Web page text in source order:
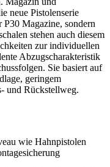
neue Pistolenserie
Magazine, sondern
stehen auch diesem
zur individuellen
Abzugscharakteristik
Sie basiert auf
geringem
und Rückstellweg.
wie Hahnpistolen